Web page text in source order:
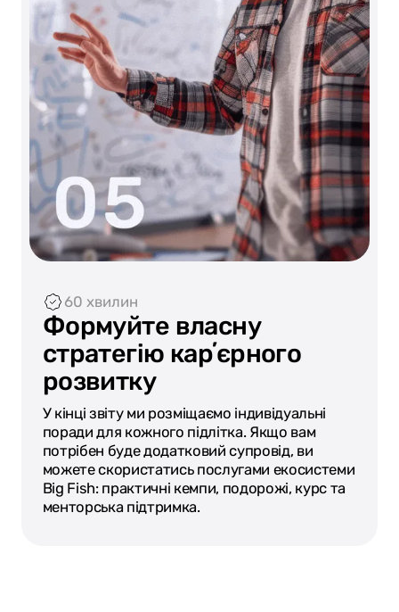
60 хвилин
Формуйте власну
стратегію карʼєрного
розвитку
У кінці звіту ми розміщаємо індивідуальні
поради для кожного підлітка. Якщо вам
потрібен буде додатковий супровід, ви
можете скористатись послугами екосистеми
Big Fish: практичні кемпи, подорожі, курс та
менторська підтримка.